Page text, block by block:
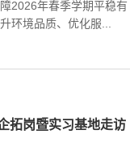
2026年春季学期平稳有
环境品质、优化服...
拓岗暨实习基地走访